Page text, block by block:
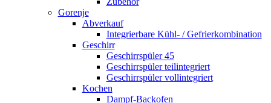
Gorenje
Abverkauf
Integrierbare Kühl- / Gefrierkombination
Geschirr
Geschirrspüler 45
Geschirrspüler teilintegriert
Geschirrspüler vollintegriert
Kochen
Dampf-Backofen